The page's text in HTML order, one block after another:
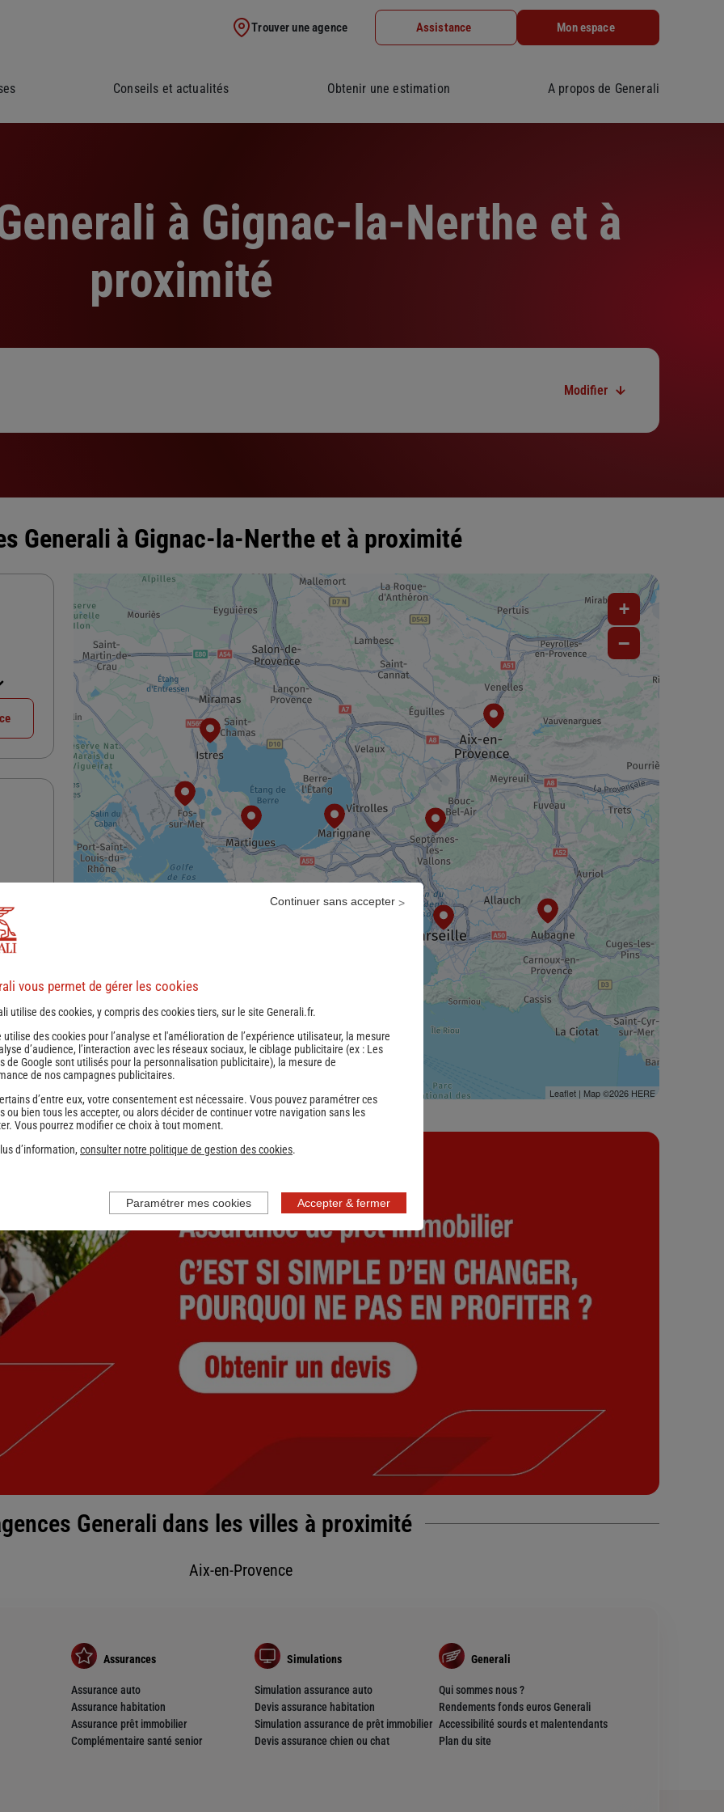
Trouver une agence Assistance Mon espace
Conseils et actualités Obtenir une estimation A propos de Generali
à Gignac-la-Nerthe et à
proximité
Modifier
Generali à Gignac-la-Nerthe et à proximité
+
−
Leaflet| Map ©2026 HERE
1 2 Suivant
Generali dans les villes à proximité
Aix-en-Provence
Assurances
Assurance auto
Assurance habitation
Assurance prêt immobilier
Complémentaire santé senior
Simulations
Simulation assurance auto
Devis assurance habitation
Simulation assurance de prêt immobilier
Devis assurance chien ou chat
Generali
Qui sommes nous ?
Rendements fonds euros Generali
Accessibilité sourds et malentendants
Plan du site
vous permet de gérer les cookies
utilise des cookies, y compris des cookies tiers, sur le site Generali.fr.
utilise des cookies pour l’analyse et l'amélioration de l’expérience utilisateur, la mesure
d’audience, l’interaction avec les réseaux sociaux, le ciblage publicitaire (ex : Les
de Google sont utilisés pour la personnalisation publicitaire), la mesure de
de nos campagnes publicitaires.
d’entre eux, votre consentement est nécessaire. Vous pouvez paramétrer ces
ou bien tous les accepter, ou alors décider de continuer votre navigation sans les
Vous pourrez modifier ce choix à tout moment.
d’information, consulter notre politique de gestion des cookies.
Accepter & fermer
Continuer sans accepter
Paramétrer mes cookies